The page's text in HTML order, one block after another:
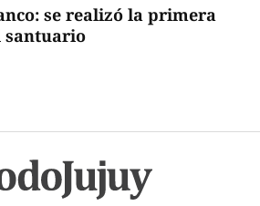
se realizó la primera
santuario